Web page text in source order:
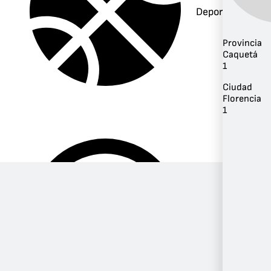
Deportes
Provincia
Caquetá
1
Ciudad
Florencia
1